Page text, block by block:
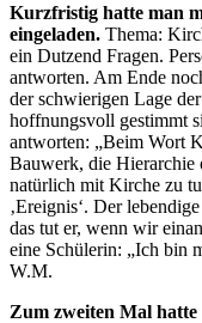
Kurzfristig hatte man
eingeladen. Thema:
ein Dutzend Fragen.
antworten. Am Ende
der schwierigen Lage
hoffnungsvoll gestimmt
antworten: „Beim Wort
Bauwerk, die Hierarchie
natürlich mit Kirche zu
‚Ereignis‘. Der
das tut er, wenn wir
eine Schülerin: „Ich bin
W.M.
Zum zweiten Mal hatte